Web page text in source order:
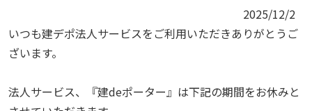
2025/12/2
いつも建デポ法人サービスをご利用いただきありがとうご
ざいます。
法人サービス、『建deポーター』は下記の期間をお休みと